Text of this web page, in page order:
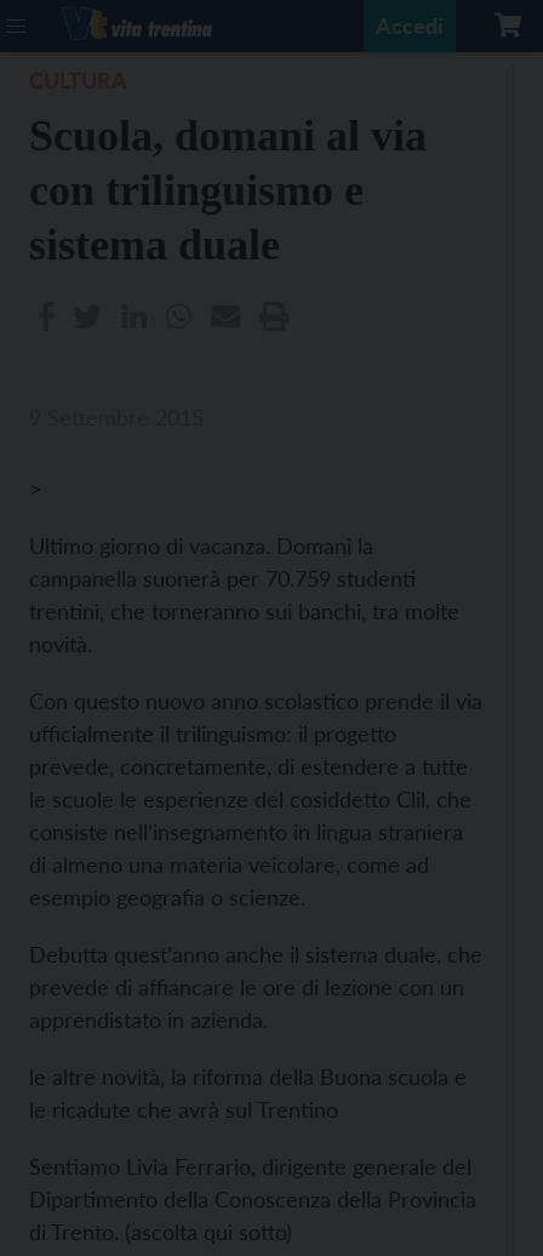
Accedi
Scuola, domani al via
con trilinguismo e
sistema duale
>
Ultimo giorno di vacanza. Domani la
campanella suonerà per 70.759 studenti
trentini, che torneranno sui banchi, tra molte
novità.
Con questo nuovo anno scolastico prende il via
ufficialmente il trilinguismo: il progetto
prevede, concretamente, di estendere a tutte
le scuole le esperienze del cosiddetto Clil, che
consiste nell’insegnamento in lingua straniera
di almeno una materia veicolare, come ad
esempio geografia o scienze.
Debutta quest’anno anche il sistema duale, che
prevede di affiancare le ore di lezione con un
apprendistato in azienda.
le altre novità, la riforma della Buona scuola e
le ricadute che avrà sul Trentino
Sentiamo Livia Ferrario, dirigente generale del
Dipartimento della Conoscenza della Provincia
di Trento. (ascolta qui sotto)